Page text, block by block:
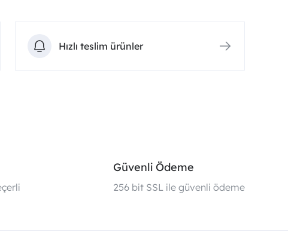
Hızlı teslim ürünler
Güvenli Ödeme
256 bit SSL ile güvenli ödeme